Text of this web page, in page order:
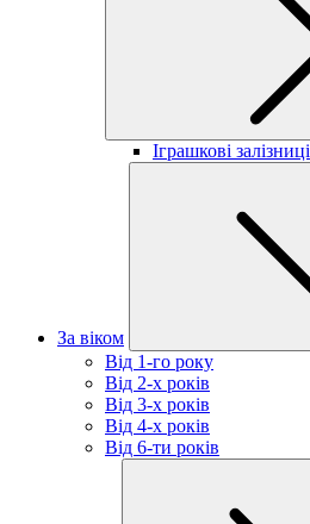
Іграшкові залізниці
За віком
Від 1-го року
Від 2-х років
Від 3-х років
Від 4-х років
Від 6-ти років